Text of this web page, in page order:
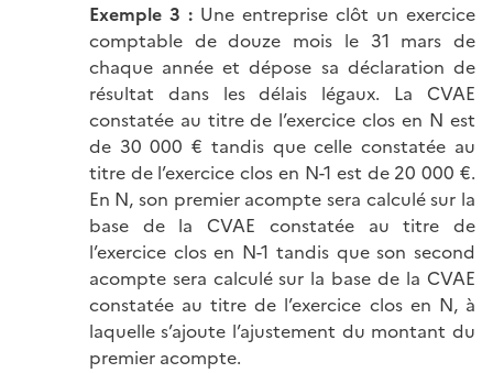
Exemple 3 :Une entreprise clôt un exercice
comptable de douze mois le 31 mars de
chaque année et dépose sa déclaration de
résultat dans les délais légaux. La CVAE
constatée au titre de l’exercice clos en N est
de 30 000 € tandis que celle constatée au
titre de l’exercice clos en N-1 est de 20 000 €.
En N, son premier acompte sera calculé sur la
base de la CVAE constatée au titre de
l’exercice clos en N-1 tandis que son second
acompte sera calculé sur la base de la CVAE
constatée au titre de l’exercice clos en N, à
laquelle s’ajoute l’ajustement du montant du
premier acompte.